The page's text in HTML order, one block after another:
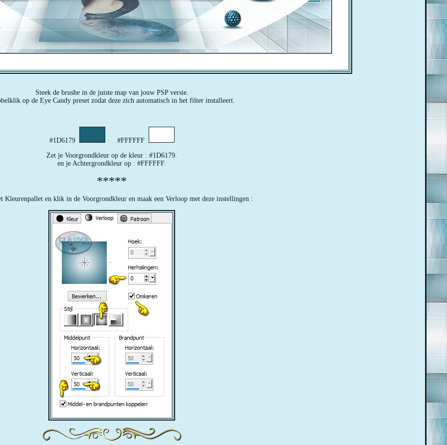
Steek de brushe in de juiste map van jouw PSP versie.
op de Eye Candy preset zodat deze zich automatisch in het filter installeert.
#1D6179
#FFFFFF
Zet je Voorgrondkleur op de kleur : #1D6179.
en je Achtergrondkleur op : #FFFFFF.
*****
Kleurenpallet en klik in de Voorgrondkleur en maak een Verloop met deze instellingen :